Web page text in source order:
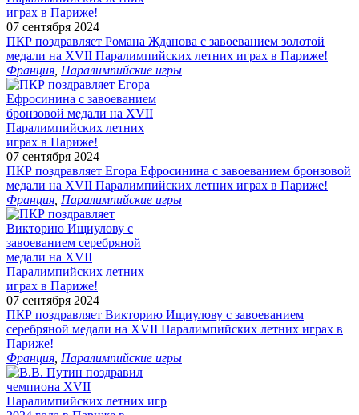
07 сентября 2024
ПКР поздравляет Романа Жданова с завоеванием золотой
медали на XVII Паралимпийских летних играх в Париже!
Франция Паралимпийские игры
07 сентября 2024
ПКР поздравляет Егора Ефросинина с завоеванием бронзовой
медали на XVII Паралимпийских летних играх в Париже!
Франция Паралимпийские игры
07 сентября 2024
ПКР поздравляет Викторию Ищиулову с завоеванием
серебряной медали на XVII Паралимпийских летних играх в
Париже!
Франция Паралимпийские игры